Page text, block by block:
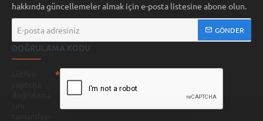
hakkında güncellemeler almak için e-posta listesine abone olun.
posta
adresiniz
GÖNDER
DOĞRULAMA KODU